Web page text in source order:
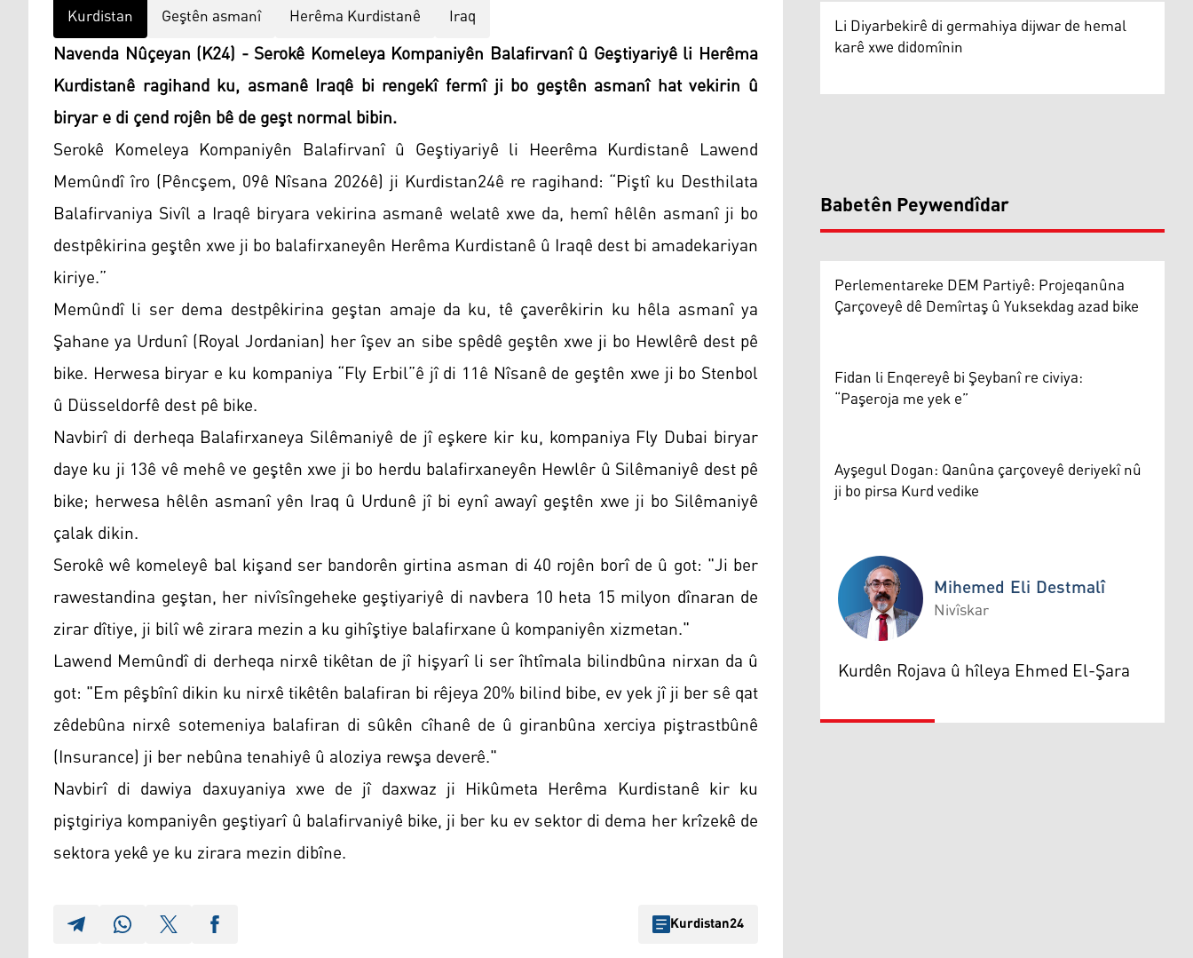
Kurdistan Geştên asmanî Herêma Kurdistanê Iraq
Navenda Nûçeyan (K24) - Serokê Komeleya Kompaniyên Balafirvanî û Geştiyariyê li Herêma
Kurdistanê ragihand ku, asmanê Iraqê bi rengekî fermî ji bo geştên asmanî hat vekirin û
biryar e di çend rojên bê de geşt normal bibin.
Serokê Komeleya Kompaniyên Balafirvanî û Geştiyariyê li Heerêma Kurdistanê Lawend
Memûndî îro (Pêncşem, 09ê Nîsana 2026ê) ji Kurdistan24ê re ragihand: “Piştî ku Desthilata
Balafirvaniya Sivîl a Iraqê biryara vekirina asmanê welatê xwe da, hemî hêlên asmanî ji bo
destpêkirina geştên xwe ji bo balafirxaneyên Herêma Kurdistanê û Iraqê dest bi amadekariyan
kiriye.”
Memûndî li ser dema destpêkirina geştan amaje da ku, tê çaverêkirin ku hêla asmanî ya
Şahane ya Urdunî (Royal Jordanian) her îşev an sibe spêdê geştên xwe ji bo Hewlêrê dest pê
bike. Herwesa biryar e ku kompaniya “Fly Erbil”ê jî di 11ê Nîsanê de geştên xwe ji bo Stenbol
û Düsseldorfê dest pê bike.
Navbirî di derheqa Balafirxaneya Silêmaniyê de jî eşkere kir ku, kompaniya Fly Dubai biryar
daye ku ji 13ê vê mehê ve geştên xwe ji bo herdu balafirxaneyên Hewlêr û Silêmaniyê dest pê
bike; herwesa hêlên asmanî yên Iraq û Urdunê jî bi eynî awayî geştên xwe ji bo Silêmaniyê
çalak dikin.
Serokê wê komeleyê bal kişand ser bandorên girtina asman di 40 rojên borî de û got: "Ji ber
rawestandina geştan, her nivîsîngeheke geştiyariyê di navbera 10 heta 15 milyon dînaran de
zirar dîtiye, ji bilî wê zirara mezin a ku gihîştiye balafirxane û kompaniyên xizmetan."
Lawend Memûndî di derheqa nirxê tikêtan de jî hişyarî li ser îhtîmala bilindbûna nirxan da û
got: "Em pêşbînî dikin ku nirxê tikêtên balafiran bi rêjeya 20% bilind bibe, ev yek jî ji ber sê qat
zêdebûna nirxê sotemeniya balafiran di sûkên cîhanê de û giranbûna xerciya piştrastbûnê
(Insurance) ji ber nebûna tenahiyê û aloziya rewşa deverê."
Navbirî di dawiya daxuyaniya xwe de jî daxwaz ji Hikûmeta Herêma Kurdistanê kir ku
piştgiriya kompaniyên geştiyarî û balafirvaniyê bike, ji ber ku ev sektor di dema her krîzekê de
sektora yekê ye ku zirara mezin dibîne.
Kurdistan24
Li Diyarbekirê di germahiya dijwar de hemal
karê xwe didomînin
Babetên Peywendîdar
Perlementareke DEM Partiyê: Projeqanûna
Çarçoveyê dê Demîrtaş û Yuksekdag azad bike
Fidan li Enqereyê bi Şeybanî re civiya:
“Paşeroja me yek e”
Ayşegul Dogan: Qanûna çarçoveyê deriyekî nû
ji bo pirsa Kurd vedike
Mihemed Eli Destmalî
Mihemed Eli Destmalî
Nivîskar
Kurdên Rojava û hîleya Ehmed El-Şara